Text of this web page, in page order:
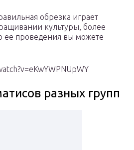
обрезка играет
культуры, более
ее проведения вы можете
разных групп